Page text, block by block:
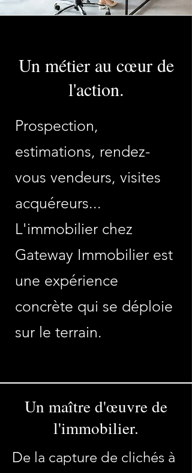
Un métier au cœur de
l'action.
Prospection,
estimations, rendez-
vous vendeurs, visites
acquéreurs...
L'immobilier chez
Gateway Immobilier est
une expérience
concrète qui se déploie
sur le terrain.
Un maître d'œuvre de
l'immobilier.
De la capture de clichés à